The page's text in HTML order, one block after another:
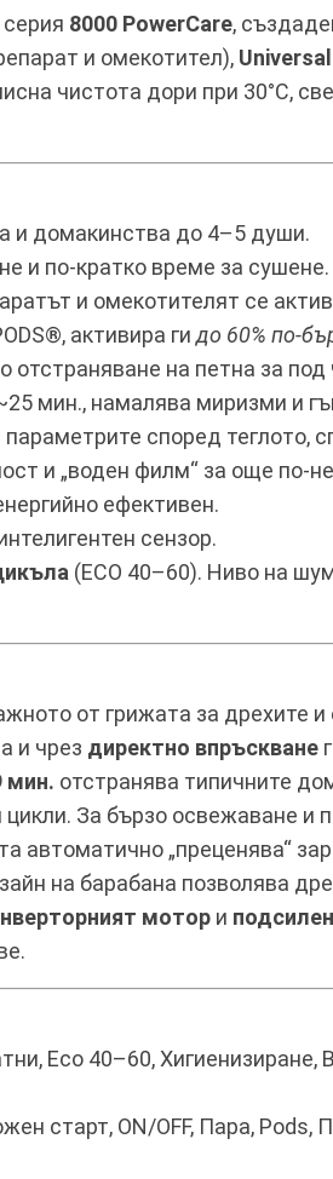
8000 PowerCare,
и омекотител),
чистота дори при 30°C,
и домакинства до 4–5 души.
и по-кратко време за сушене.
и омекотителят се
активира ги до 60% по-
отстраняване на петна за под
мин., намалява миризми и
според теглото,
и „воден филм“ за още по-
ефективен.
сензор.
(ECO 40–60). Ниво на
от грижата за дрехите
и чрез директно впръскване
мин. отстранява типичните
За бързо освежаване и
автоматично „преценява“
на барабана позволява
мотор и
Eco 40–60,
старт, ON/OFF, Пара,